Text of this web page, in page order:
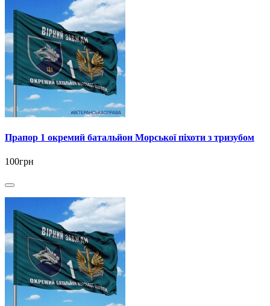
Прапор 1 окремий батальйон Морської піхоти з тризубом
100грн